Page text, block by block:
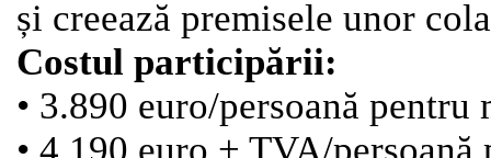
și creează premisele unor
Costul participării:
• 3.890 euro/persoană